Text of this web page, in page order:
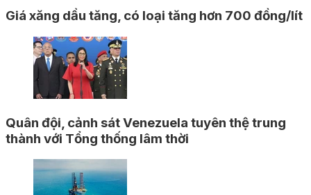
Giá xăng dầu tăng, có loại tăng hơn 700 đồng/lít
Quân đội, cảnh sát Venezuela tuyên thệ trung
thành với Tổng thống lâm thời